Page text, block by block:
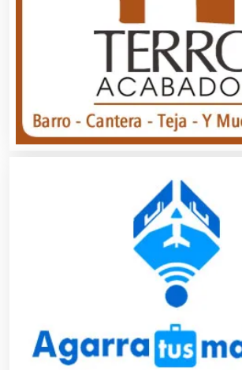
Aire Acondicionado
Alarmas
Alquiler de Autos